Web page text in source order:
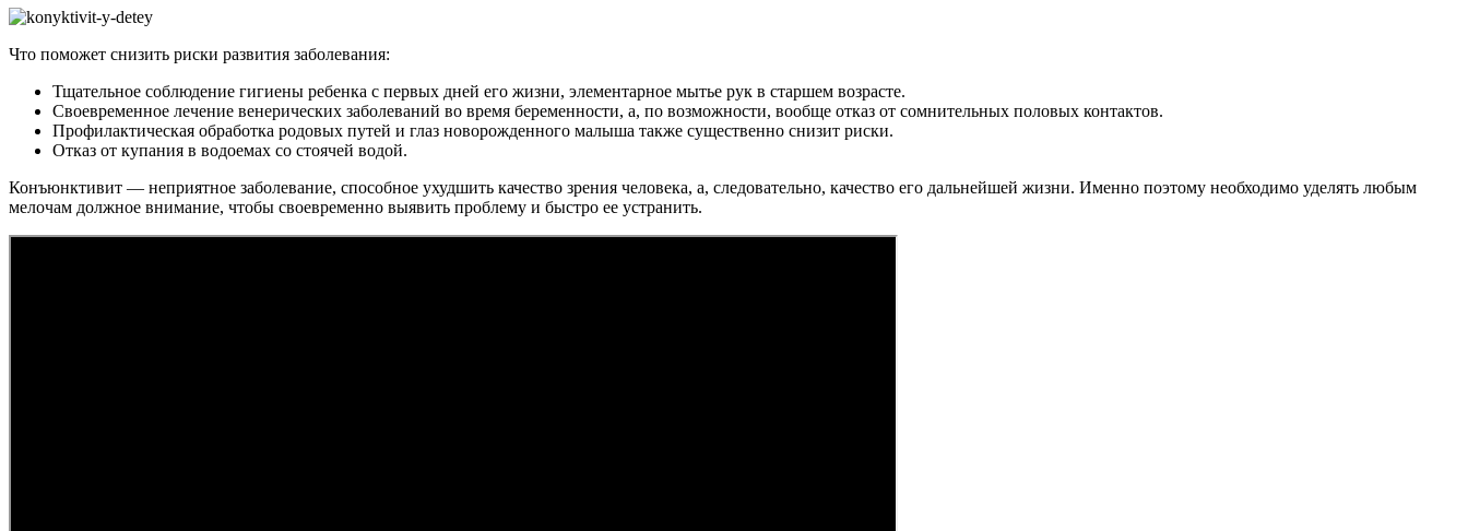
Что поможет снизить риски развития заболевания:
Тщательное соблюдение гигиены ребенка с первых дней его жизни, элементарное мытье рук в старшем возрасте.
Своевременное лечение венерических заболеваний во время беременности, а, по возможности, вообще отказ от сомнительных половых контактов.
Профилактическая обработка родовых путей и глаз новорожденного малыша также существенно снизит риски.
Отказ от купания в водоемах со стоячей водой.
Конъюнктивит — неприятное заболевание, способное ухудшить качество зрения человека, а, следовательно, качество его дальнейшей жизни. Именно поэтому необходимо уделять любым
мелочам должное внимание, чтобы своевременно выявить проблему и быстро ее устранить.